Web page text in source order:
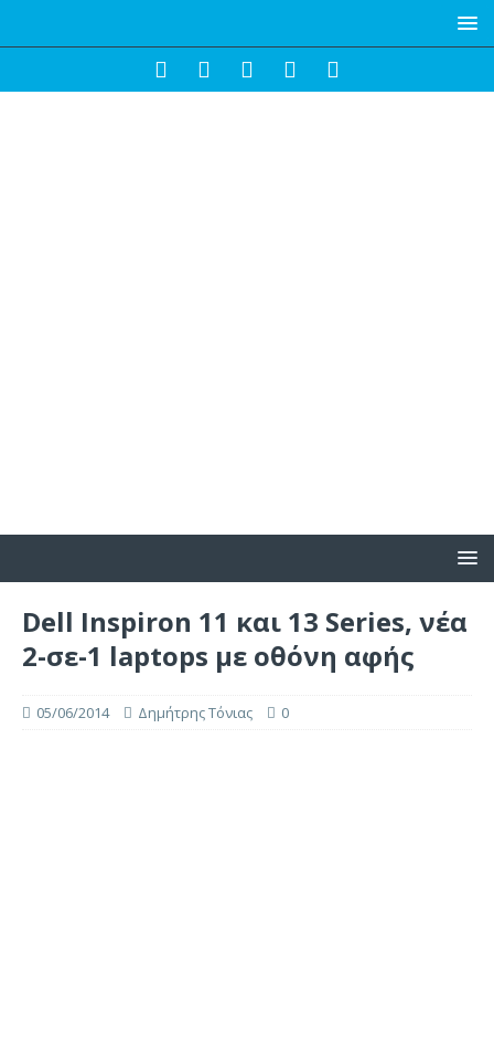
Dell Inspiron 11 και 13 Series, νέα
2-σε-1 laptops με οθόνη αφής
05/06/2014 Δημήτρης Τόνιας 0